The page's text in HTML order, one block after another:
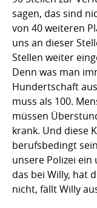
sagen, das sind
von 40 weiteren
uns an dieser
Stellen weiter
Denn was man
Hundertschaft
muss als 100.
müssen
krank. Und diese
berufsbedingt
unsere Polizei ein
das bei Willy, hat
nicht, fällt Willy